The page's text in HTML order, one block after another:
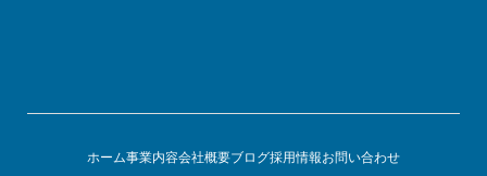
ホーム事業内容会社概要ブログ採用情報お問い合わせ